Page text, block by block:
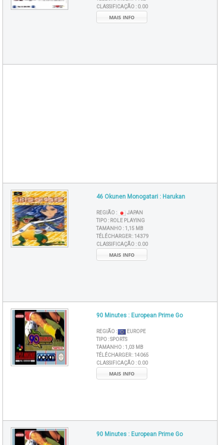
CLASSIFICAÇÃO : 0.00
MAIS INFO
46 Okunen Monogatari : Harukan
REGIÃO :
JAPAN
TIPO : ROLE PLAYING
TAMANHO : 1,15 MB
TÉLÉCHARGER : 14379
CLASSIFICAÇÃO : 0.00
MAIS INFO
90 Minutes : European Prime Go
REGIÃO :
EUROPE
TIPO :SPORTS
TAMANHO : 1,03 MB
TÉLÉCHARGER : 14065
CLASSIFICAÇÃO : 0.00
MAIS INFO
90 Minutes : European Prime Go